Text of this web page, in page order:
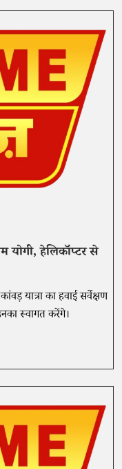
योगी, हेलिकॉप्टर से
यात्रा का हवाई सर्वेक्षण
स्वागत करेंगे।